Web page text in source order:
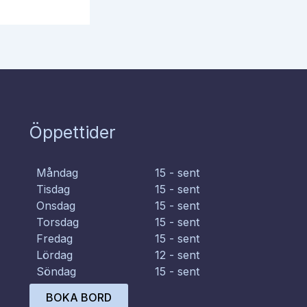
Öppettider
Måndag
15 - sent
Tisdag
15 - sent
Onsdag
15 - sent
Torsdag
15 - sent
Fredag
15 - sent
Lördag
12 - sent
Söndag
15 - sent
BOKA BORD